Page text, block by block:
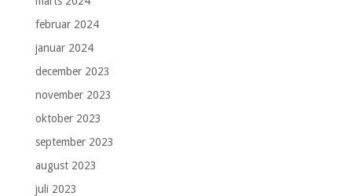
februar 2024
januar 2024
december 2023
november 2023
oktober 2023
september 2023
august 2023
juli 2023